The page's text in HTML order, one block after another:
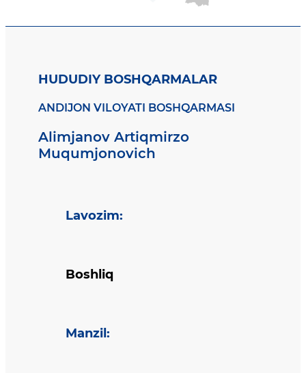
HUDUDIY BOSHQARMALAR
ANDIJON VILOYATI BOSHQARMASI
Alimjanov Artiqmirzo
Muqumjonovich
Lavozim:
Boshliq
Manzil :